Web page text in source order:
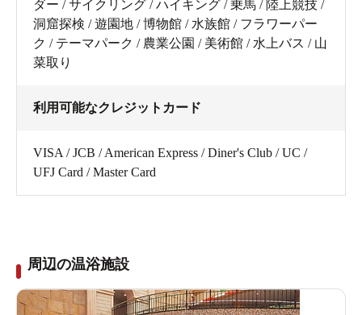
ダー / サイクリング / ハイキング / 乗馬 / 陸上競技 /
洞窟探検 / 遊園地 / 博物館 / 水族館 / フラワーパー
ク / テーマパーク / 農業公園 / 美術館 / 水上バス / 山
菜取り
利用可能なクレジットカード
VISA / JCB / American Express / Diner's Club / UC /
UFJ Card / Master Card
周辺の温浴施設